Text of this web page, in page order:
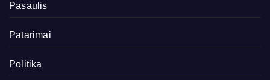
Pasaulis
Patarimai
Politika